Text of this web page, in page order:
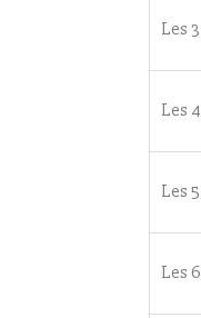
Les 3
Les 4
Les 5
Les 6